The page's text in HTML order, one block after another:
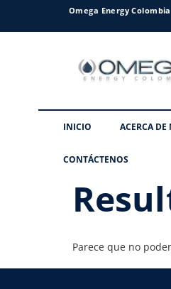
Omega Energy Colombia
INICIO ACERCA DE
CONTÁCTENOS
Parece que no